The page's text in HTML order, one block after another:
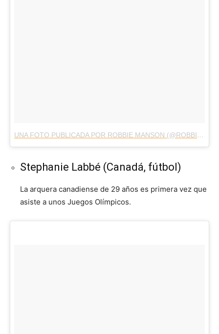
UNA FOTO PUBLICADA POR ROBBIE MANSON (@ROBBIE_MANSON)
Stephanie Labbé (Canadá, fútbol)
La arquera canadiense de 29 años es primera vez que
asiste a unos Juegos Olímpicos.